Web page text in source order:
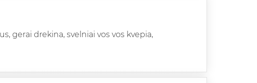
gerai drekina, svelniai vos vos kvepia,